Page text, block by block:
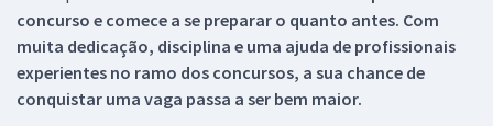
concurso e comece a se preparar o quanto antes. Com
muita dedicação, disciplina e uma ajuda de profissionais
experientes no ramo dos concursos, a sua chance de
conquistar uma vaga passa a ser bem maior.